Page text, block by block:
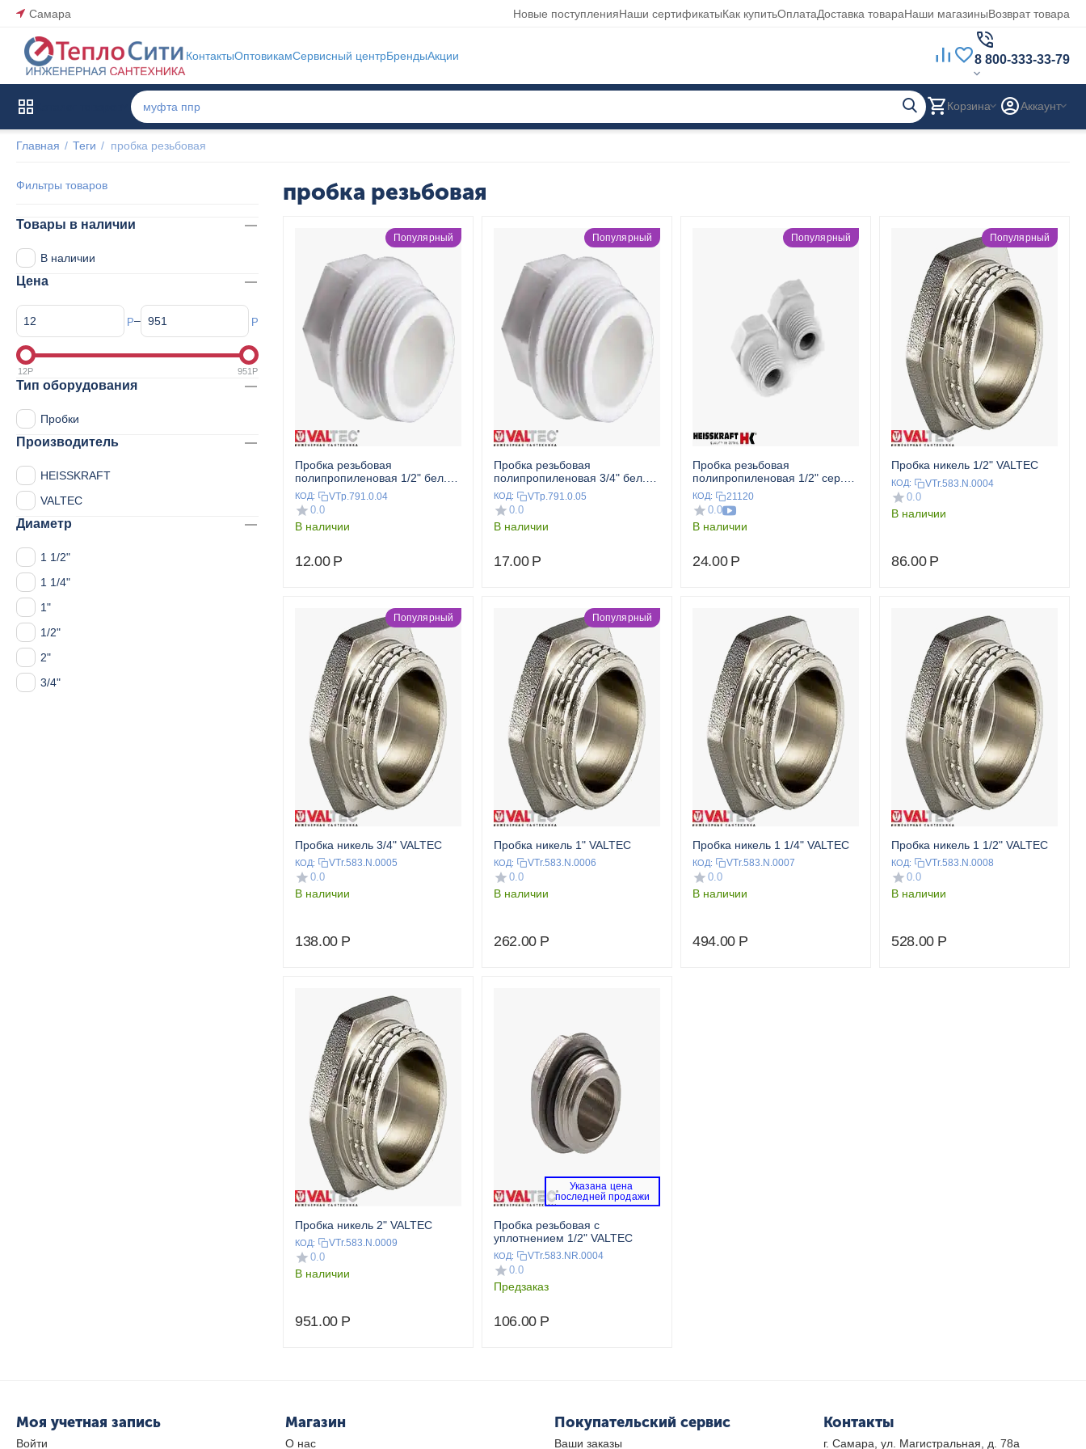
Самара Новые поступленияНаши сертификатыКак купитьОплатаДоставка товараНаши магазиныВозврат товара
КонтактыОптовикамСервисный центрБрендыАкции 8 800-333-33-79
Корзина Аккаунт
Главная / Теги / пробка резьбовая
пробка резьбовая
Популярный
Пробка резьбовая
полипропиленовая 1/2" бел.
VALTEC
КОД: VTp.791.0.04
0.0
В наличии
12.00 Р
Популярный
Пробка резьбовая
полипропиленовая 3/4" бел.
VALTEC
КОД: VTp.791.0.05
0.0
В наличии
17.00 Р
Популярный
Пробка резьбовая
полипропиленовая 1/2" сер.
HEISSKRAFT
КОД: 21120
0.0
В наличии
24.00 Р
Популярный
Пробка никель 1/2" VALTEC
КОД: VTr.583.N.0004
0.0
В наличии
86.00 Р
Популярный
Пробка никель 3/4" VALTEC
КОД: VTr.583.N.0005
0.0
В наличии
138.00 Р
Популярный
Пробка никель 1" VALTEC
КОД: VTr.583.N.0006
0.0
В наличии
262.00 Р
Пробка никель 1 1/4" VALTEC
КОД: VTr.583.N.0007
0.0
В наличии
494.00 Р
Пробка никель 1 1/2" VALTEC
КОД: VTr.583.N.0008
0.0
В наличии
528.00 Р
Пробка никель 2" VALTEC
КОД: VTr.583.N.0009
0.0
В наличии
951.00 Р
Указана цена
последней продажи
Пробка резьбовая с
уплотнением 1/2" VALTEC
КОД: VTr.583.NR.0004
0.0
Предзаказ
106.00 Р
Фильтры товаров
Товары в наличии
В наличии
Цена
Р– Р
12Р 951 Р
Тип оборудования
Пробки
Производитель
HEISSKRAFT
VALTEC
Диаметр
1 1/2"
1 1/4"
1"
1/2"
2"
3/4"
Моя учетная запись
Войти
Магазин
О нас
Покупательский сервис
Ваши заказы
Контакты
г. Самара, ул. Магистральная, д. 78а